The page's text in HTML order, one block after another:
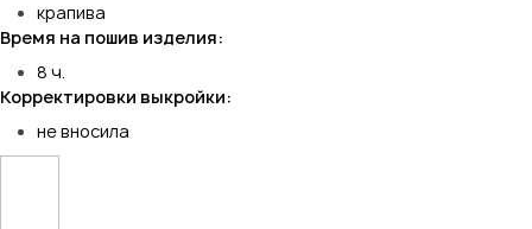
крапива
Время на пошив изделия:
8 ч.
Корректировки выкройки:
не вносила